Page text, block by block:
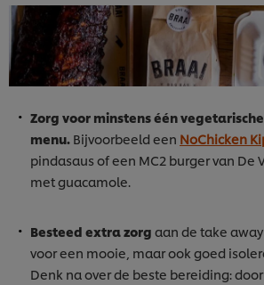
Zorg voor minstens één
menu. Bijvoorbeeld een NoChicken
pindasaus of een MC2 burger van De
met guacamole.
Besteed extra zorg aan de take
voor een mooie, maar ook goed
Denk na over de beste bereiding: